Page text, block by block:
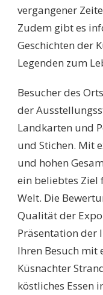
vergangener
Zudem gibt es
Geschichten der
Legenden zum
Besucher des
der
Landkarten und
und Stichen. Mit
und hohen
ein beliebtes Ziel
Welt. Die
Qualität der
Präsentation der
Ihren Besuch mit
Küsnachter
köstliches Essen